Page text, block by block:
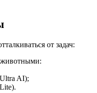
от задач:
животными:
AI);